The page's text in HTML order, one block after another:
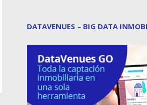
DATAVENUES – BIG DATA